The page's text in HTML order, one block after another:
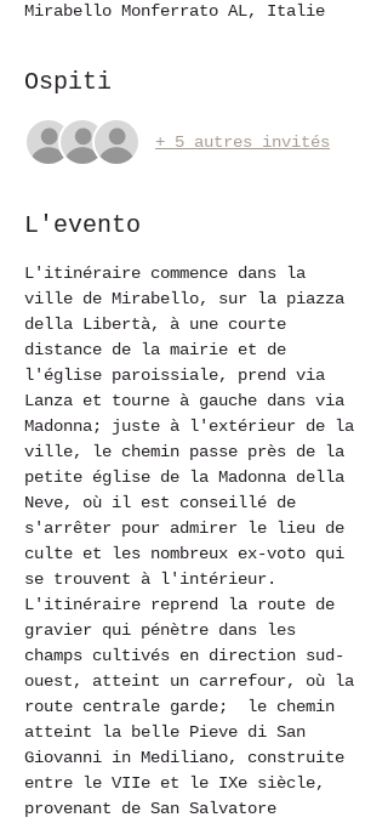
Mirabello Monferrato AL, Italie
Ospiti
+ 5 autres invités
L'evento
L'itinéraire commence dans la
ville de Mirabello, sur la piazza
della Libertà, à une courte
distance de la mairie et de
l'église paroissiale, prend via
Lanza et tourne à gauche dans via
Madonna; juste à l'extérieur de la
ville, le chemin passe près de la
petite église de la Madonna della
Neve, où il est conseillé de
s'arrêter pour admirer le lieu de
culte et les nombreux ex-voto qui
se trouvent à l'intérieur.
L'itinéraire reprend la route de
gravier qui pénètre dans les
champs cultivés en direction sud-
ouest, atteint un carrefour, où la
route centrale garde;  le chemin
atteint la belle Pieve di San
Giovanni in Mediliano, construite
entre le VIIe et le IXe siècle,
provenant de San Salvatore